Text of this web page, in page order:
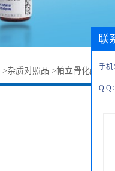
>杂质对照品 >帕立骨化醇杂
联
手机
Q Q：